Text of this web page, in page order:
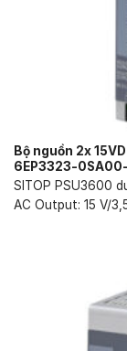
Bộ nguồn 2x
6EP3323-
SITOP PSU3600
AC Output: 15 V/